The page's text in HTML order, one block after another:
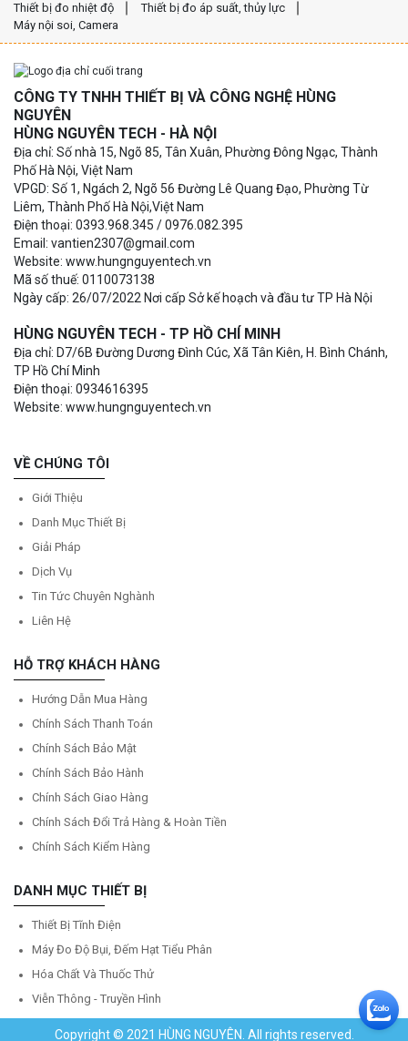
Thiết bị đo nhiệt độ
Thiết bị đo áp suất, thủy lực
Máy nội soi, Camera
CÔNG TY TNHH THIẾT BỊ VÀ CÔNG NGHỆ HÙNG
NGUYÊN
HÙNG NGUYÊN TECH - HÀ NỘI
Địa chỉ: Số nhà 15, Ngõ 85, Tân Xuân, Phường Đông Ngạc, Thành
Phố Hà Nội, Việt Nam
VPGD: Số 1, Ngách 2, Ngõ 56 Đường Lê Quang Đạo, Phường Từ
Liêm, Thành Phố Hà Nội,Việt Nam
Điện thoại: 0393.968.345 / 0976.082.395
Email: vantien2307@gmail.com
Website: www.hungnguyentech.vn
Mã số thuế: 0110073138
Ngày cấp: 26/07/2022 Nơi cấp Sở kế hoạch và đầu tư TP Hà Nội
HÙNG NGUYÊN TECH - TP HỒ CHÍ MINH
Địa chỉ: D7/6B Đường Dương Đình Cúc, Xã Tân Kiên, H. Bình Chánh,
TP Hồ Chí Minh
Điện thoại: 0934616395
Website: www.hungnguyentech.vn
VỀ CHÚNG TÔI
Giới Thiệu
Danh Mục Thiết Bị
Giải Pháp
Dịch Vụ
Tin Tức Chuyên Nghành
Liên Hệ
HỖ TRỢ KHÁCH HÀNG
Hướng Dẫn Mua Hàng
Chính Sách Thanh Toán
Chính Sách Bảo Mật
Chính Sách Bảo Hành
Chính Sách Giao Hàng
Chính Sách Đổi Trả Hàng & Hoàn Tiền
Chính Sách Kiểm Hàng
DANH MỤC THIẾT BỊ
Thiết Bị Tĩnh Điện
Máy Đo Độ Bụi, Đếm Hạt Tiểu Phân
Hóa Chất Và Thuốc Thử
Viễn Thông - Truyền Hình
Copyright © 2021 HÙNG NGUYÊN. All rights reserved.